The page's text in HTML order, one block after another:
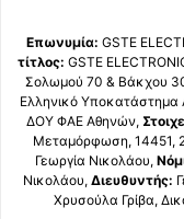
Επωνυμία: GSTE
τίτλος: GSTE
Σολωμού 70 & Βάκχου
Ελληνικό
ΔΟΥ ΦΑΕ Αθηνών,
Μεταμόρφωση, 14451,
Γεωργία Νικολάου,
Νικολάου, Διευθυντής:
Χρυσούλα Γρίβα,